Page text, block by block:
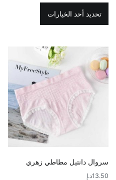
تحديد أحد الخيارات
من
المختلفة
المنتج.
يمكن
اختيار
الخيارات
على
صفحة
سروال دانتيل مطاطي زهري
13.50د.إ